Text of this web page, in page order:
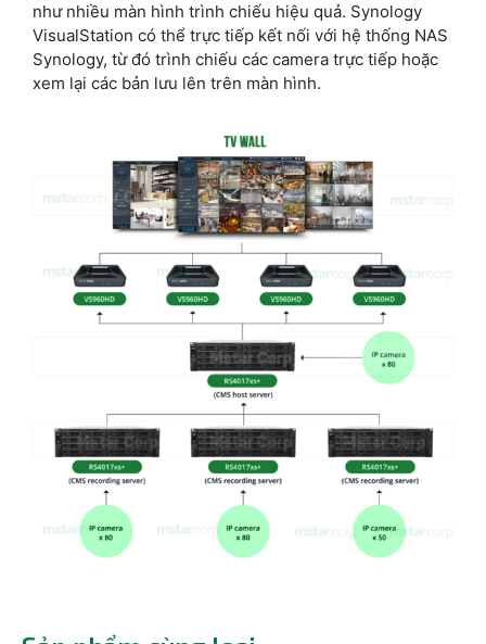
như nhiều màn hình trình chiếu hiệu quả. Synology
VisualStation có thể trực tiếp kết nối với hệ thống NAS
Synology, từ đó trình chiếu các camera trực tiếp hoặc
xem lại các bản lưu lên trên màn hình.